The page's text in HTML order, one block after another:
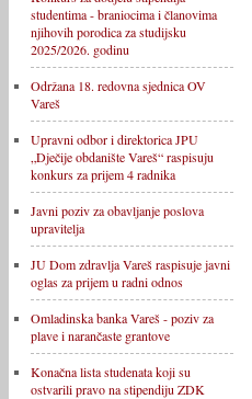
studentima - braniocima i članovima
njihovih porodica za studijsku
2025/2026. godinu
Održana 18. redovna sjednica OV
Vareš
Upravni odbor i direktorica JPU
„Dječije obdanište Vareš“ raspisuju
konkurs za prijem 4 radnika
Javni poziv za obavljanje poslova
upravitelja
JU Dom zdravlja Vareš raspisuje javni
oglas za prijem u radni odnos
Omladinska banka Vareš - poziv za
plave i narančaste grantove
Konačna lista studenata koji su
ostvarili pravo na stipendiju ZDK